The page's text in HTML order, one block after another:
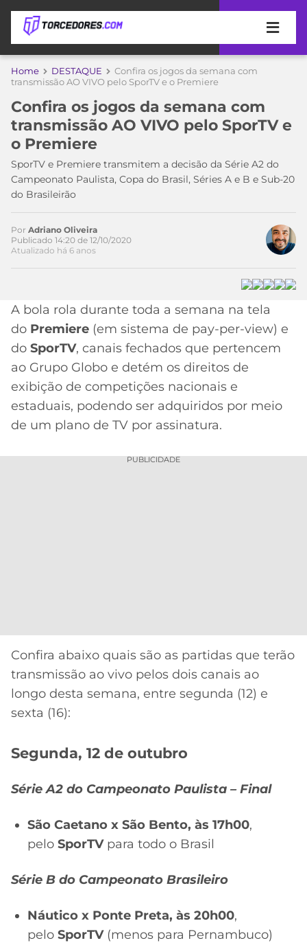
APOSTAS
DE
APOSTA
MELHORES
SITES
DE
APOSTAS
2026
CÓDIGO
DE
INDICAÇÃO
BET365
CÓDIGO
BETANO
ONLINE
2026
COPA
DO
MUNDO
TIMES
MEU
TIME
CORINTHIANS
SÃO
PAULO
SANTOS
FLAMENGO
GRÊMIO
ATLÉTICO
MG
CAMPEONATOS
A
LIBERTADORES
COPA
DO
BRASIL
LALIGA
MERCADO
DA
BOLA
PALPITES
Home DESTAQUE
Confira os jogos da semana com
transmissão AO VIVO pelo SporTV e o Premiere
Confira os jogos da semana com
transmissão AO VIVO pelo SporTV e
o Premiere
SporTV e Premiere transmitem a decisão da Série A2 do
Campeonato Paulista, Copa do Brasil, Séries A e B e Sub-20
do Brasileirão
Por Adriano Oliveira
Publicado 14:20 de 12/10/2020
Atualizado há 6 anos
A bola rola durante toda a semana na tela
do Premiere (em sistema de pay-per-view) e
do SporTV, canais fechados que pertencem
ao Grupo Globo e detém os direitos de
exibição de competições nacionais e
estaduais, podendo ser adquiridos por meio
de um plano de TV por assinatura.
PUBLICIDADE
Confira abaixo quais são as partidas que terão
transmissão ao vivo pelos dois canais ao
longo desta semana, entre segunda (12) e
sexta (16):
Segunda, 12 de outubro
Série A2 do Campeonato Paulista – Final
São Caetano x São Bento, às 17h00,
pelo SporTVpara todo o Brasil
Série B do Campeonato Brasileiro
Náutico x Ponte Preta, às 20h00,
pelo SporTV(menos para Pernambuco)